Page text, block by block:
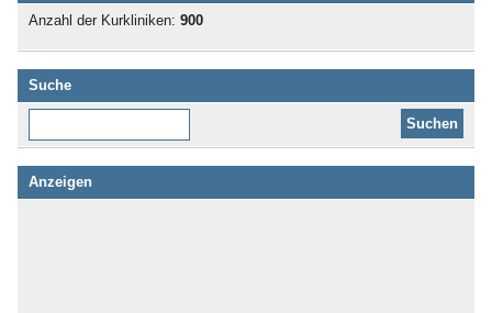
Anzahl der Kurkliniken: 900
Suche
Anzeigen